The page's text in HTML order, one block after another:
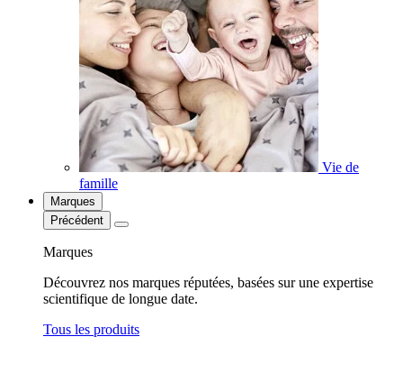
Vie de
famille
Marques
Précédent
Marques
Découvrez nos marques réputées, basées sur une expertise
scientifique de longue date.
Tous les produits